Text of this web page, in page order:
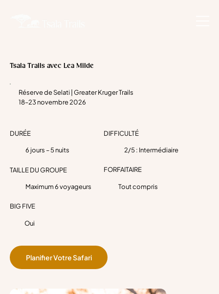
Tsala Trails avec Lea Milde
Réserve de Selati | Greater Kruger Trails
18–23 novembre 2026
DURÉE
6 jours – 5 nuits
TAILLE DU GROUPE
Maximum 6 voyageurs
DIFFICULTÉ
2/5 : Intermédiaire
FORFAITAIRE
Tout compris
BIG FIVE
Oui
Planifier Votre Safari